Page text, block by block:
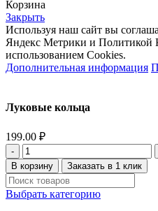
Корзина
Закрыть
Используя наш сайт вы
Яндекс Метрики и Политикой
использованием Cookies.
Дополнительная информация
Луковые кольца
199.00 ₽
Количество
товара
Луковые
кольца
В корзину Заказать в 1 клик
Выбрать категорию